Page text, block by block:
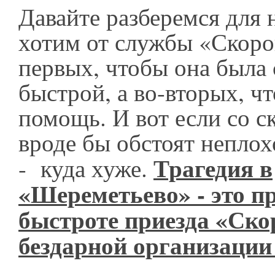
Давайте разберемся для
хотим от службы
первых, чтобы она была
быстрой, а во-вторых,
помощь. И вот если со
вроде бы обстоят
- куда хуже. Трагедия в
«Шереметьево» - это
быстроте приезда
бездарной